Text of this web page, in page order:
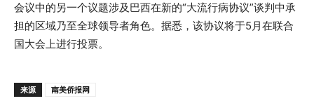
会议中的另一个议题涉及巴西在新的“大流行病协议”谈判中承
担的区域乃至全球领导者角色。据悉，该协议将于5月在联合
国大会上进行投票。
来源 南美侨报网